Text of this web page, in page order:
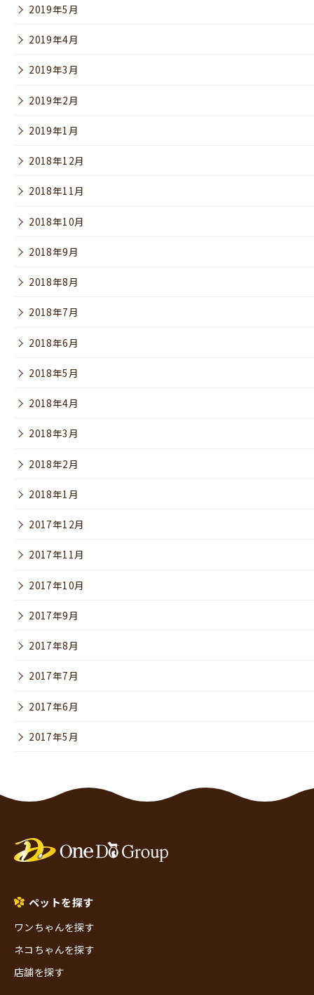
2019年5月
2019年4月
2019年3月
2019年2月
2019年1月
2018年12月
2018年11月
2018年10月
2018年9月
2018年8月
2018年7月
2018年6月
2018年5月
2018年4月
2018年3月
2018年2月
2018年1月
2017年12月
2017年11月
2017年10月
2017年9月
2017年8月
2017年7月
2017年6月
2017年5月
ペットを探す
ワンちゃんを探す
ネコちゃんを探す
店舗を探す